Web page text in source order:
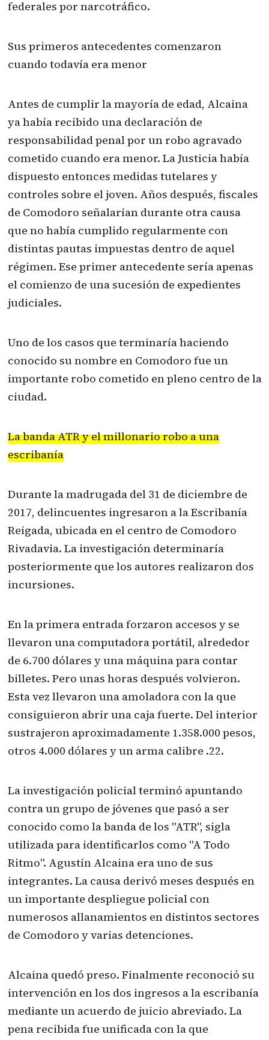
federales por narcotráfico.
Sus primeros antecedentes comenzaron
cuando todavía era menor
Antes de cumplir la mayoría de edad, Alcaina
ya había recibido una declaración de
responsabilidad penal por un robo agravado
cometido cuando era menor. La Justicia había
dispuesto entonces medidas tutelares y
controles sobre el joven. Años después, fiscales
de Comodoro señalarían durante otra causa
que no había cumplido regularmente con
distintas pautas impuestas dentro de aquel
régimen. Ese primer antecedente sería apenas
el comienzo de una sucesión de expedientes
judiciales.
Uno de los casos que terminaría haciendo
conocido su nombre en Comodoro fue un
importante robo cometido en pleno centro de la
ciudad.
La banda ATR y el millonario robo a una
escribanía
Durante la madrugada del 31 de diciembre de
2017, delincuentes ingresaron a la Escribanía
Reigada, ubicada en el centro de Comodoro
Rivadavia. La investigación determinaría
posteriormente que los autores realizaron dos
incursiones.
En la primera entrada forzaron accesos y se
llevaron una computadora portátil, alrededor
de 6.700 dólares y una máquina para contar
billetes. Pero unas horas después volvieron.
Esta vez llevaron una amoladora con la que
consiguieron abrir una caja fuerte. Del interior
sustrajeron aproximadamente 1.358.000 pesos,
otros 4.000 dólares y un arma calibre .22.
La investigación policial terminó apuntando
contra un grupo de jóvenes que pasó a ser
conocido como la banda de los "ATR", sigla
utilizada para identificarlos como "A Todo
Ritmo". Agustín Alcaina era uno de sus
integrantes. La causa derivó meses después en
un importante despliegue policial con
numerosos allanamientos en distintos sectores
de Comodoro y varias detenciones.
Alcaina quedó preso. Finalmente reconoció su
intervención en los dos ingresos a la escribanía
mediante un acuerdo de juicio abreviado. La
pena recibida fue unificada con la que